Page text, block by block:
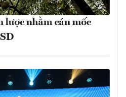
lược nhằm cán mốc